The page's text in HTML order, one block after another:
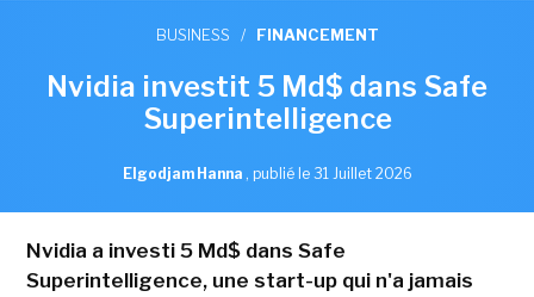
BUSINESS / FINANCEMENT
Nvidia investit 5 Md$ dans Safe
Superintelligence
Elgodjam Hanna , publié le 31 Juillet 2026
Nvidia a investi 5 Md$ dans Safe
Superintelligence, une start-up qui n'a jamais